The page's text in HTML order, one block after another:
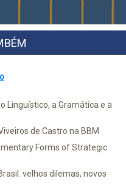
Linguístico, a Gramática e a
de Castro na BBM
Forms of Strategic
velhos dilemas, novos